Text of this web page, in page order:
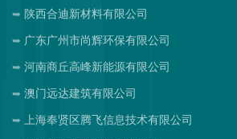
陕西合迪新材料有限公司
广东广州市尚辉环保有限公司
河南商丘高峰新能源有限公司
澳门远达建筑有限公司
上海奉贤区腾飞信息技术有限公司